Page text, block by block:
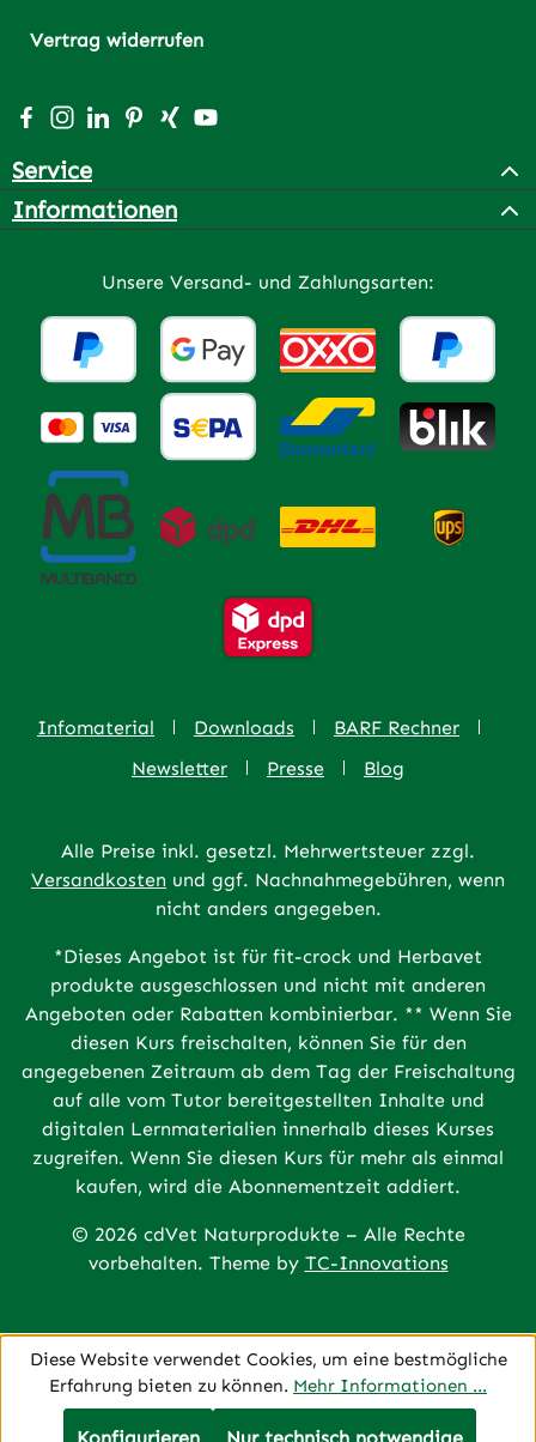
Vertrag widerrufen
Besuche uns auf Facebook – öffnet in neuem Tab
Schau auf Instagram vorbei – öffnet in neuem Tab
Vernetze dich mit uns auf LinkedIn – öffnet in
Lass dich auf Pinterest inspirieren – öffnet
Vernetze dich mit uns auf Xing – öffnet
Sieh dir unsere Videos auf YouTube
Service
Informationen
Unsere Versand- und Zahlungsarten:
Infomaterial Downloads
BARF Rechner
Newsletter
Presse Blog
Alle Preise inkl. gesetzl. Mehrwertsteuer zzgl.
Versandkosten und ggf. Nachnahmegebühren, wenn
nicht anders angegeben.
*Dieses Angebot ist für fit-crock und Herbavet
produkte ausgeschlossen und nicht mit anderen
Angeboten oder Rabatten kombinierbar. ** Wenn Sie
diesen Kurs freischalten, können Sie für den
angegebenen Zeitraum ab dem Tag der Freischaltung
auf alle vom Tutor bereitgestellten Inhalte und
digitalen Lernmaterialien innerhalb dieses Kurses
zugreifen. Wenn Sie diesen Kurs für mehr als einmal
kaufen, wird die Abonnementzeit addiert.
© 2026 cdVet Naturprodukte – Alle Rechte
vorbehalten. Theme by TC-Innovations
Diese Website verwendet Cookies, um eine bestmögliche
Erfahrung bieten zu können. Mehr Informationen ...